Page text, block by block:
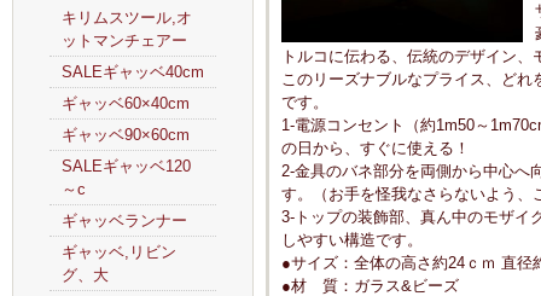
キリムスツール,オ
ットマンチェアー
SALEギャッベ40cm
ギャッベ60×40cm
ギャッベ90×60cm
SALEギャッベ120
～c
ギャッベランナー
ギャッベ,リビン
グ、大
トルコに伝わる、伝統のデザイン
このリーズナブルなプライス、ど
です。
1-電源コンセント（約1m50～
の日から、すぐに使える！
2-金具のバネ部分を両側から中心へ
す。（お手を怪我なさらないよう、
3-トップの装飾部、真ん中のモザイ
しやすい構造です。
●サイズ：全体の高さ約24ｃｍ 直径
●材 質：ガラス&ビーズ